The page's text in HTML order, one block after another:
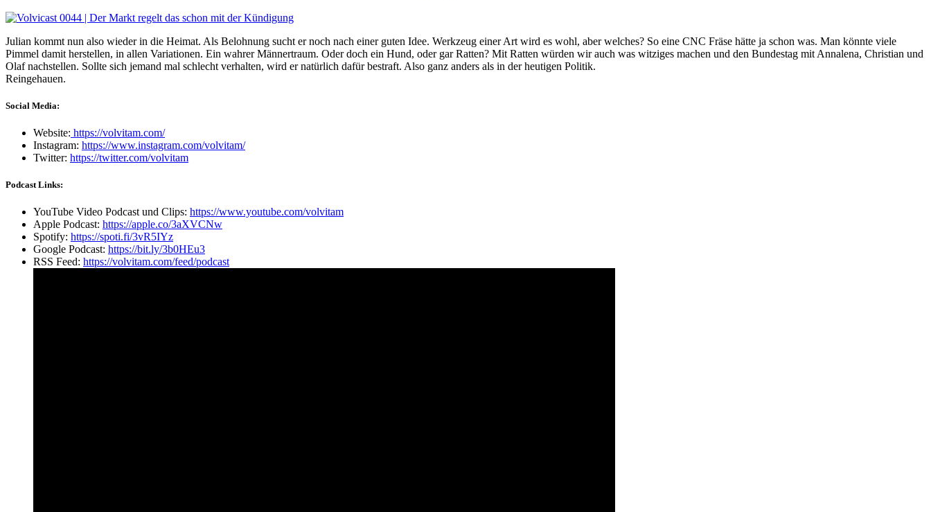
Julian kommt nun also wieder in die Heimat. Als Belohnung sucht er noch nach einer guten Idee. Werkzeug einer Art wird es wohl, aber welches? So eine CNC Fräse hätte ja schon was. Man könnte viele
Pimmel damit herstellen, in allen Variationen. Ein wahrer Männertraum. Oder doch ein Hund, oder gar Ratten? Mit Ratten würden wir auch was witziges machen und den Bundestag mit Annalena, Christian und
Olaf nachstellen. Sollte sich jemand mal schlecht verhalten, wird er natürlich dafür bestraft. Also ganz anders als in der heutigen Politik.
Reingehauen.
Social Media:
Website: https://volvitam.com/
Instagram: https://www.instagram.com/volvitam/
Twitter: https://twitter.com/volvitam
Podcast Links:
YouTube Video Podcast und Clips: https://www.youtube.com/volvitam
Apple Podcast: https://apple.co/3aXVCNw
Spotify: https://spoti.fi/3vR5IYz
Google Podcast: https://bit.ly/3b0HEu3
RSS Feed: https://volvitam.com/feed/podcast